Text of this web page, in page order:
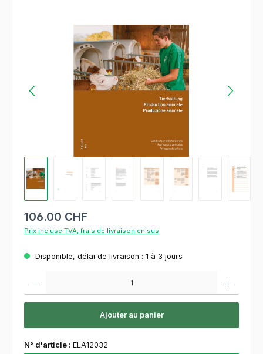
Ignorer la galerie d'images
106.00 CHF
Prix incluse TVA, frais de livraison en sus
Disponible, délai de livraison : 1 à 3 jours
Ajouter au panier
N° d'article : ELA12032